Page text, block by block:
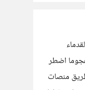
اضطر
منصات